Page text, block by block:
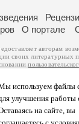
используем файлы
улучшения работы
на сайте, вы
О портале
авторам
своих литературных
на произведения
. Перепечатка
автора, к которому вы
странице.
авторы несут
и